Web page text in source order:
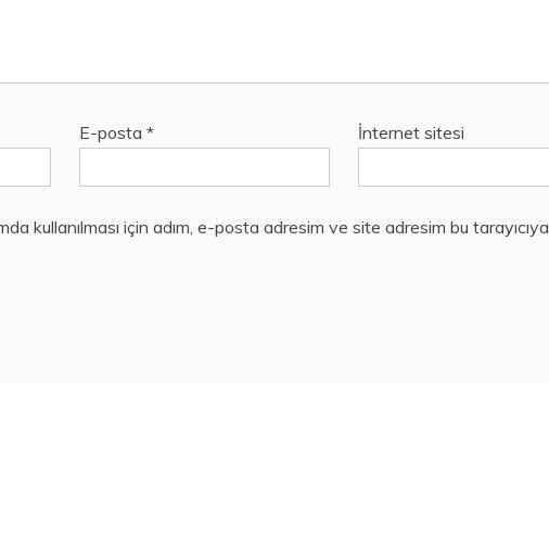
E-posta* İnternet sitesi
kullanılması için adım, e-posta adresim ve site adresim bu tarayıcıya